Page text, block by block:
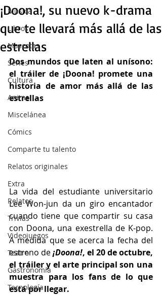
Música
Libros
Mascotas
Series
Cultura
Anime
Miscelánea
Cómics
Comparte tu talento
Relatos originales
Extra
Relatos
Trivias
Videojuegos
Teatro
Gastronomía
Tecnología
¡Doona!, su nuevo k-drama
que te llevará más allá de las
estrellas
Dos mundos que laten al unísono:
el tráiler de ¡Doona! promete una
historia de amor más allá de las
estrellas
La vida del estudiante universitario
Lee Won‑jun da un giro encantador
cuando tiene que compartir su casa
con Doona, una exestrella de K‑pop.
A medida que se acerca la fecha del
estreno de ¡Doona!, el 20 de octubre,
el tráiler y el arte principal son una
muestra para los fans de lo que
está por llegar.